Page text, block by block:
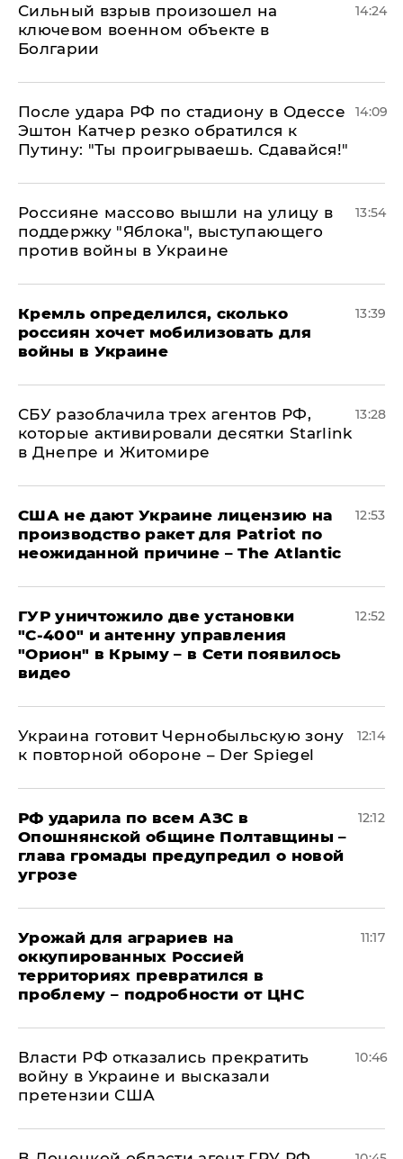
Сильный взрыв произошел на
ключевом военном объекте в
Болгарии
14:24
После удара РФ по стадиону в Одессе
Эштон Катчер резко обратился к
Путину: "Ты проигрываешь. Сдавайся!"
14:09
Россияне массово вышли на улицу в
поддержку "Яблока", выступающего
против войны в Украине
13:54
Кремль определился, сколько
россиян хочет мобилизовать для
войны в Украине
13:39
СБУ разоблачила трех агентов РФ,
которые активировали десятки Starlink
в Днепре и Житомире
13:28
США не дают Украине лицензию на
производство ракет для Patriot по
неожиданной причине – The Atlantic
12:53
ГУР уничтожило две установки
"С‑400" и антенну управления
"Орион" в Крыму – в Сети появилось
видео
12:52
Украина готовит Чернобыльскую зону
к повторной обороне – Der Spiegel
12:14
РФ ударила по всем АЗС в
Опошнянской общине Полтавщины –
глава громады предупредил о новой
угрозе
12:12
Урожай для аграриев на
оккупированных Россией
территориях превратился в
проблему – подробности от ЦНС
11:17
Власти РФ отказались прекратить
войну в Украине и высказали
претензии США
10:46